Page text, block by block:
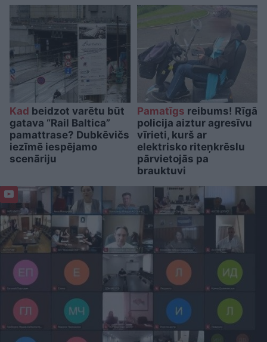
Kad beidzot varētu būt
gatava “Rail Baltica”
pamattrase? Dubkēvičs
iezīmē iespējamo
scenāriju
Pamatīgs reibums! Rīgā
policija aiztur agresīvu
vīrieti, kurš ar
elektrisko riteņkrēslu
pārvietojās pa
brauktuvi